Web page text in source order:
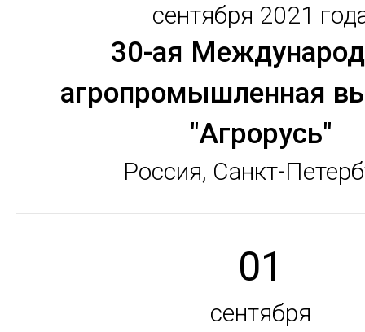
сентября 2021
30-ая
агропромышленная
"Агрорусь"
Россия, Санкт-
01
сентября